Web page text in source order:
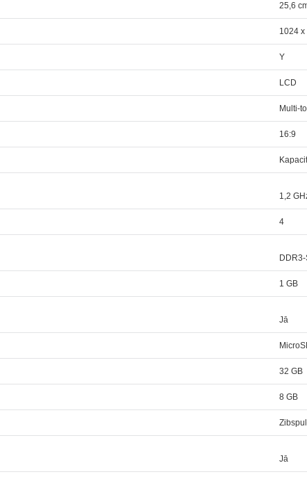
25,6
1024
Y
LCD
Multi-
16:9
1,2
4
1 GB
Jā
32 GB
8 GB
Jā